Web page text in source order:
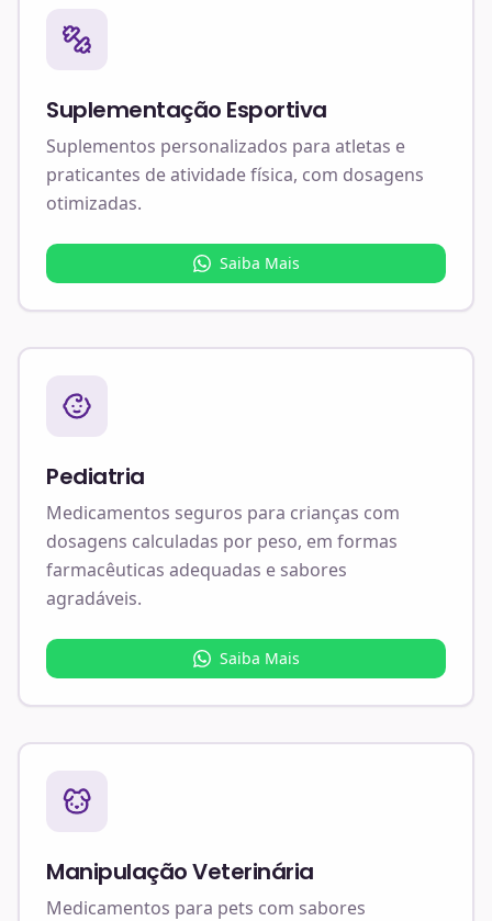
Suplementação Esportiva
Suplementos personalizados para atletas e
praticantes de atividade física, com dosagens
otimizadas.
Saiba Mais
Pediatria
Medicamentos seguros para crianças com
dosagens calculadas por peso, em formas
farmacêuticas adequadas e sabores
agradáveis.
Saiba Mais
Manipulação Veterinária
Medicamentos para pets com sabores